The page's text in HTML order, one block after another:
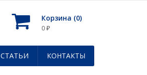
Корзина (0)
0 ₽
СТАТЬИ КОНТАКТЫ